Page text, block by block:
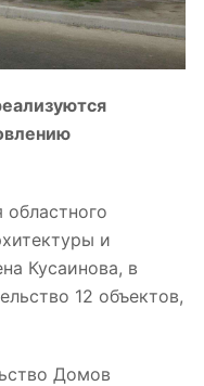
и
Кусаинова, в
12 объектов,
Домов